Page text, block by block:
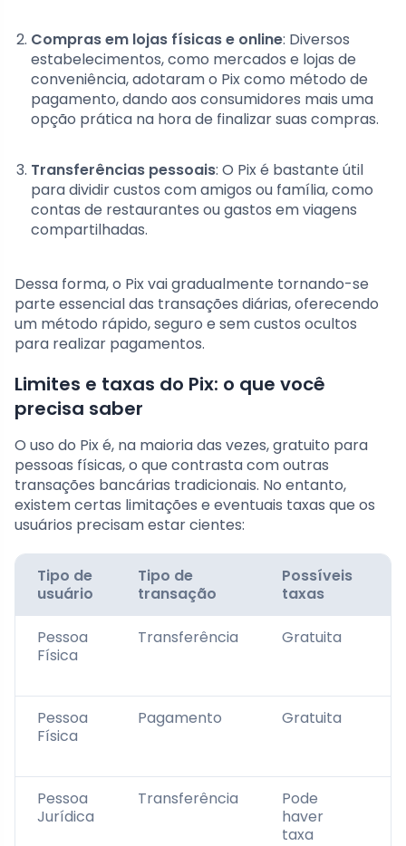
Compras em lojas físicas e online: Diversos
estabelecimentos, como mercados e lojas de
conveniência, adotaram o Pix como método de
pagamento, dando aos consumidores mais uma
opção prática na hora de finalizar suas compras.
Transferências pessoais: O Pix é bastante útil
para dividir custos com amigos ou família, como
contas de restaurantes ou gastos em viagens
compartilhadas.
Dessa forma, o Pix vai gradualmente tornando-se
parte essencial das transações diárias, oferecendo
um método rápido, seguro e sem custos ocultos
para realizar pagamentos.
Limites e taxas do Pix: o que você
precisa saber
O uso do Pix é, na maioria das vezes, gratuito para
pessoas físicas, o que contrasta com outras
transações bancárias tradicionais. No entanto,
existem certas limitações e eventuais taxas que os
usuários precisam estar cientes:
Tipo de
usuário
Tipo de
transação
Possíveis
taxas
Pessoa
Física
Transferência Gratuita
Pessoa
Física
Pagamento Gratuita
Pessoa
Jurídica
Transferência
Pode
haver
taxa